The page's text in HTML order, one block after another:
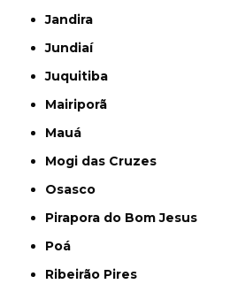
Jandira
Jundiaí
Juquitiba
Mairiporã
Mauá
Mogi das Cruzes
Osasco
Pirapora do Bom Jesus
Poá
Ribeirão Pires